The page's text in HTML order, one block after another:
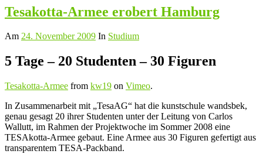
Tesakotta-Armee erobert Hamburg
Am 24. November 2009 In Studium
5 Tage – 20 Studenten – 30 Figuren
Tesakotta-Armee from kw19 on Vimeo.
In Zusammenarbeit mit „TesaAG“ hat die kunstschule wandsbek,
genau gesagt 20 ihrer Studenten unter der Leitung von Carlos
Wallutt, im Rahmen der Projektwoche im Sommer 2008 eine
TESAkotta-Armee gebaut. Eine Armee aus 30 Figuren gefertigt aus
transparentem TESA-Packband.